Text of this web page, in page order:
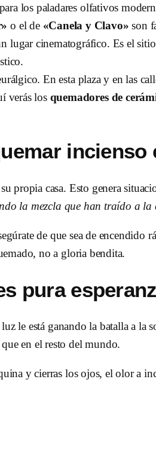
los paladares olfativos
o el de «Canela y Clavo» son
lugar cinematográfico. Es el
En esta plaza y en las
verás los quemadores de
incienso
propia casa. Esto genera
la mezcla que han traído a la
de que sea de encendido
no a gloria bendita.
pura
le está ganando la batalla a
en el resto del mundo.
y cierras los ojos, el olor a